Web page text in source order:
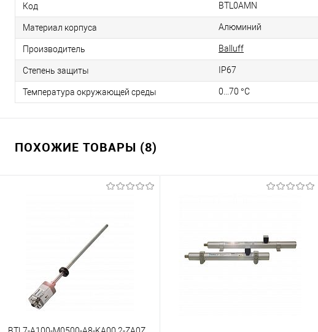
Код BTL0AMN
Материал корпуса Алюминий
Производитель Balluff
Степень защиты IP67
Температура окружающей среды 0...70 °C
ПОХОЖИЕ ТОВАРЫ (8)